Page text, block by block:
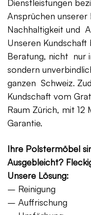
Dienstleistungen
Ansprüchen unserer
Nachhaltigkeit und
Unseren
Beratung, nicht nur
sondern
ganzen Schweiz.
Kundschaft vom
Raum Zürich, mit 12
Garantie.
Ihre Polstermöbel
Ausgebleicht?
Unsere Lösung:
– Reinigung
– Auffrischung